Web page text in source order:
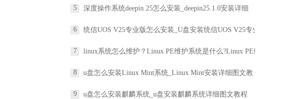
5 深度操作系统deepin 25怎么安装_deepin25.1.0安装详细
6 统信UOS V25专业版怎么安装_U盘安装统信UOS V25专业版
7 linux系统怎么维护？Linux PE维护系统是什么?Linux PE维
8 u盘怎么安装Linux Mint系统_Linux Mint安装详细图文教
9 u盘怎么安装麒麟系统_u盘安装麒麟系统详细图文教程